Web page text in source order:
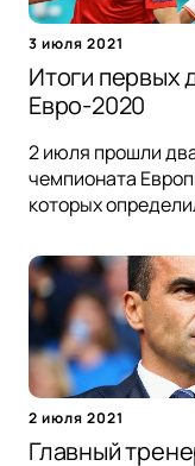
3 июля 2021
Итоги первых
Евро-2020
2 июля прошли
чемпионата
которых
2 июля 2021
Главный